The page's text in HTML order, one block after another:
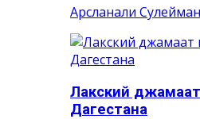
Арсланали
Лакский
Дагестана